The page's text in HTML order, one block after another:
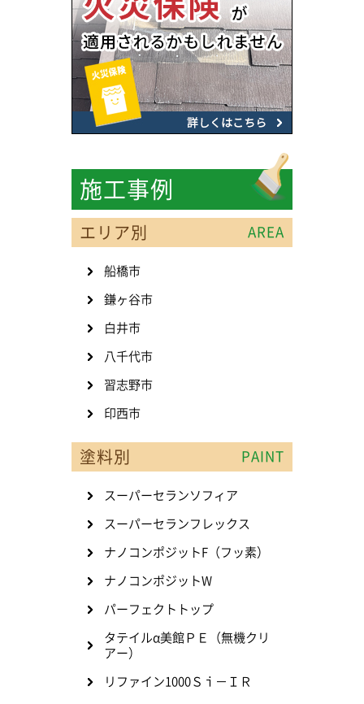
施工事例
エリア別 AREA
船橋市
鎌ヶ谷市
白井市
八千代市
習志野市
印西市
塗料別 PAINT
スーパーセランソフィア
スーパーセランフレックス
ナノコンポジットF（フッ素）
ナノコンポジットW
パーフェクトトップ
タテイルα美館ＰＥ（無機クリ
アー）
リファイン1000Ｓｉ－ＩＲ